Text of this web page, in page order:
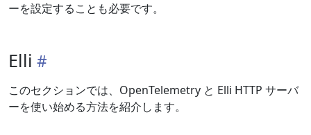
ーを設定することも必要です。
Elli
このセクションでは、OpenTelemetry と Elli HTTP サーバ
ーを使い始める方法を紹介します。